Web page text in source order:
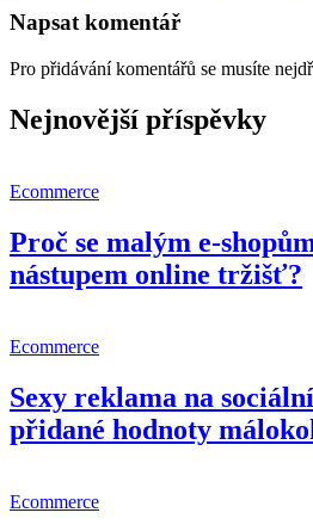
Napsat komentář
Pro přidávání komentářů se musíte
Nejnovější příspěvky
Ecommerce
Proč se malým e-
nástupem online tržišť?
Ecommerce
Sexy reklama na
přidané hodnoty
Ecommerce